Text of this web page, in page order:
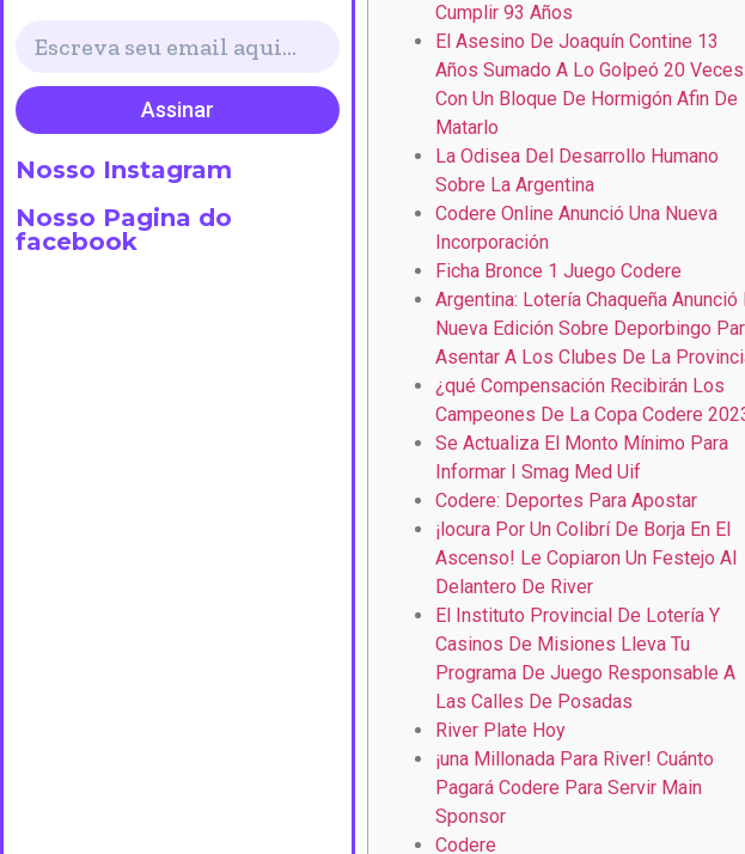
Assinar
Nosso Instagram
Nosso Pagina do
facebook
Cumplir 93 Años
El Asesino De Joaquín Contine 13
Años Sumado A Lo Golpeó 20 Veces
Con Un Bloque De Hormigón Afin De
Matarlo
La Odisea Del Desarrollo Humano
Sobre La Argentina
Codere Online Anunció Una Nueva
Incorporación
Ficha Bronce 1 Juego Codere
Argentina: Lotería Chaqueña Anunció
Nueva Edición Sobre Deporbingo
Asentar A Los Clubes De La
¿qué Compensación Recibirán Los
Campeones De La Copa Codere
Se Actualiza El Monto Mínimo Para
Informar I Smag Med Uif
Codere: Deportes Para Apostar
¡locura Por Un Colibrí De Borja En El
Ascenso! Le Copiaron Un Festejo Al
Delantero De River
El Instituto Provincial De Lotería Y
Casinos De Misiones Lleva Tu
Programa De Juego Responsable A
Las Calles De Posadas
River Plate Hoy
¡una Millonada Para River! Cuánto
Pagará Codere Para Servir Main
Sponsor
Codere